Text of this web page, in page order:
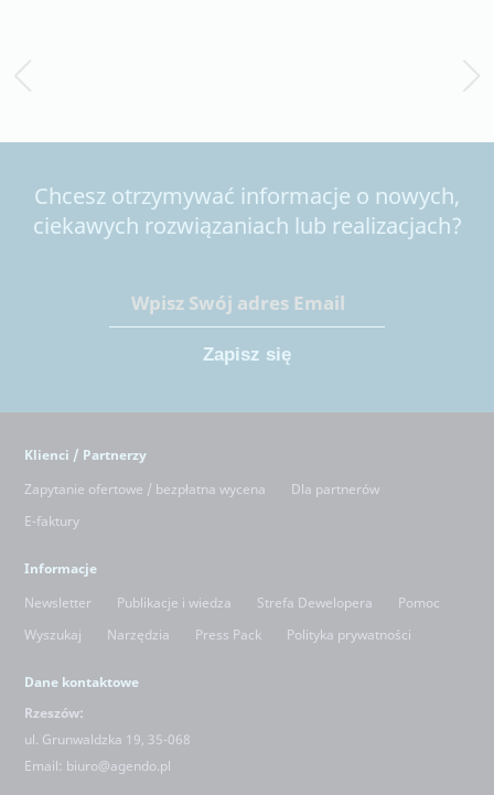
Chcesz otrzymywać informacje o nowych,
ciekawych rozwiązaniach lub realizacjach?
Klienci / Partnerzy
Zapytanie ofertowe / bezpłatna wycena
Dla partnerów
E-faktury
Informacje
Newsletter
Publikacje i wiedza Strefa Dewelopera
Pomoc
Wyszukaj
Narzędzia Press Pack Polityka prywatności
Dane kontaktowe
Rzeszów:
ul. Grunwaldzka 19, 35-068
Email: biuro@agendo.pl